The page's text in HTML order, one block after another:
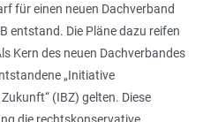
für einen neuen Dachverband
entstand. Die Pläne dazu reifen
Kern des neuen Dachverbandes
„Initiative
(IBZ) gelten. Diese
die rechtskonservative